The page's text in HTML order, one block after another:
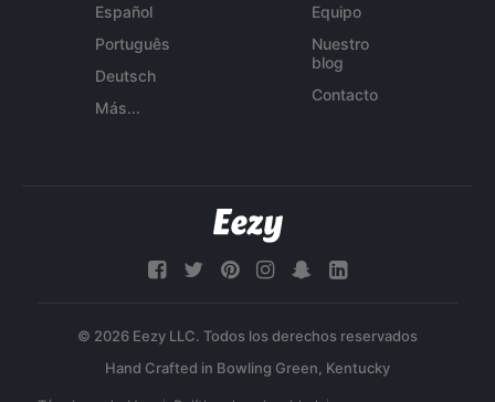
Español
Português
Deutsch
Más...
Equipo
Nuestro
blog
Contacto
© 2026 Eezy LLC. Todos los derechos reservados